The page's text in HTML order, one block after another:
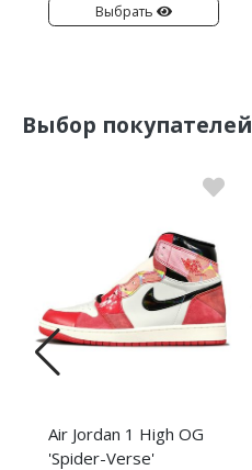
Выбрать
Выбор покупателей
Air Jordan 1 High OG
'Spider-Verse'